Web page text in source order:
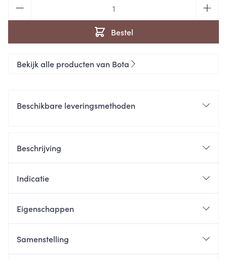
Bestel
Bekijk alle producten van Bota
Beschikbare leveringsmethoden
Beschrijving
Indicatie
Eigenschappen
Samenstelling